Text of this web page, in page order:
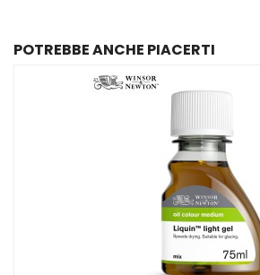
POTREBBE ANCHE PIACERTI